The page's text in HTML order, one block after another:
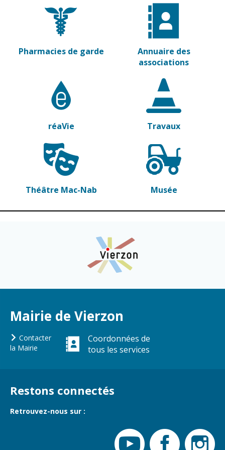
Pharmacies de
Vierzon
Archives du
vendredi
Sports
Piscine Charles
Moreira
Équipements
sportifs
Annuaire des
associations
des
Environnement
déchets
Réglementation
Tranquillité
publique
Vie citoyenne
Assises de la
Conseil
municipal
Pharmacies de garde
Annuaire des
associations
réaVie Travaux
Théâtre Mac-Nab Musée
Mairie de Vierzon
Contacter
la Mairie
Coordonnées de
tous les services
Restons connectés
Retrouvez-nous sur :